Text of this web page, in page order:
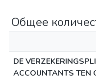
Общее
DE
ACCOUNTANTS TEN